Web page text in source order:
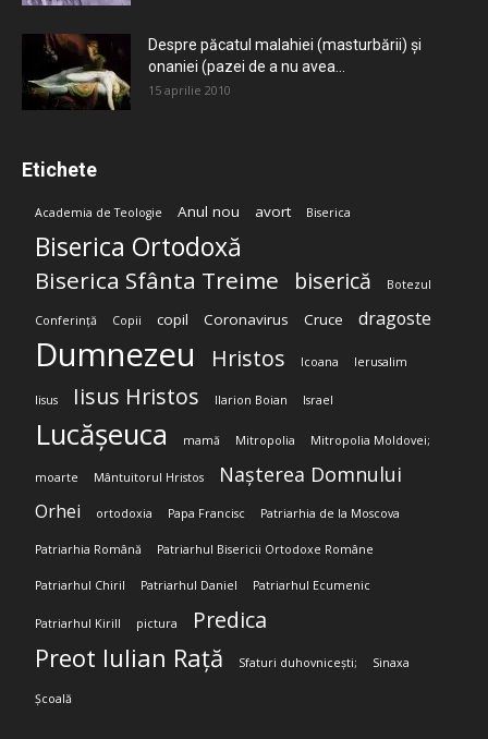
Despre păcatul malahiei (masturbării) şi
onaniei (pazei de a nu avea...
15 aprilie 2010
Etichete
Academia de Teologie Anul nou avort Biserica
Biserica Ortodoxă
Biserica Sfânta Treime biserică Botezul
Conferință Copii copil Coronavirus Cruce dragoste
Dumnezeu Hristos Icoana Ierusalim
Iisus Iisus Hristos Ilarion Boian Israel
Lucășeuca mamă Mitropolia Mitropolia Moldovei;
moarte Mântuitorul Hristos Nașterea Domnului
Orhei ortodoxia Papa Francisc Patriarhia de la Moscova
Patriarhia Română Patriarhul Bisericii Ortodoxe Române
Patriarhul Chiril Patriarhul Daniel Patriarhul Ecumenic
Patriarhul Kirill pictura Predica
Preot Iulian Rață Sfaturi duhovnicești; Sinaxa
Școală